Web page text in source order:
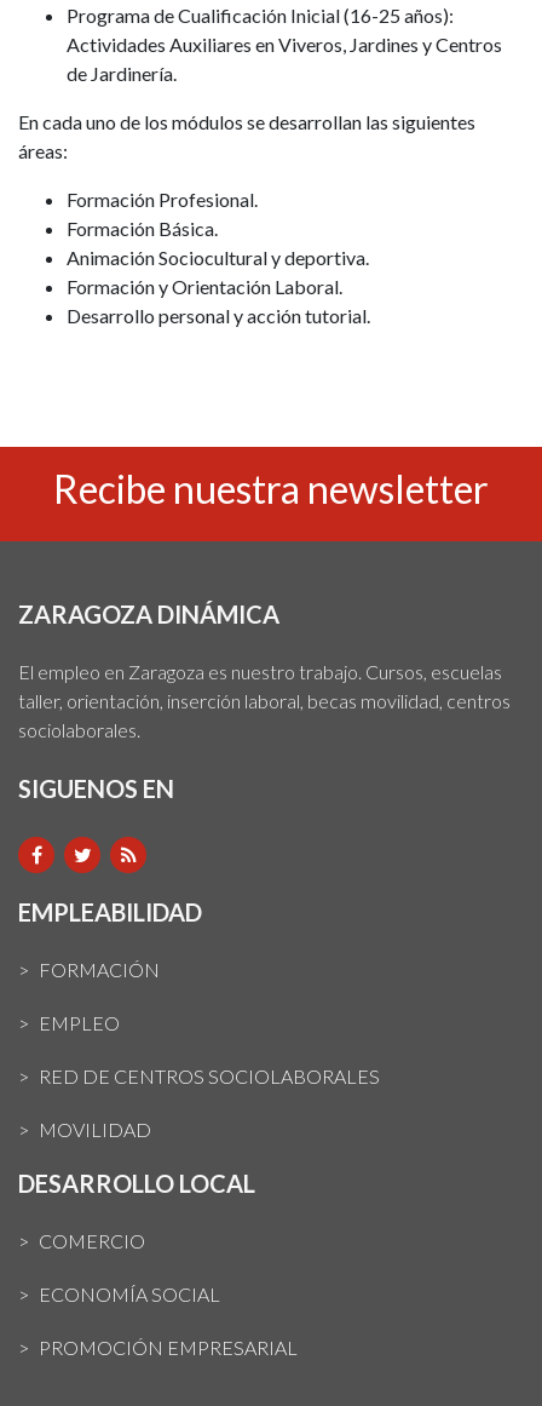
Programa de Cualificación Inicial (16-25 años):
Actividades Auxiliares en Viveros, Jardines y Centros
de Jardinería.
En cada uno de los módulos se desarrollan las siguientes
áreas:
Formación Profesional.
Formación Básica.
Animación Sociocultural y deportiva.
Formación y Orientación Laboral.
Desarrollo personal y acción tutorial.
Recibe nuestra newsletter
ZARAGOZA DINÁMICA
El empleo en Zaragoza es nuestro trabajo. Cursos, escuelas
taller, orientación, inserción laboral, becas movilidad, centros
sociolaborales.
SIGUENOS EN
EMPLEABILIDAD
FORMACIÓN
EMPLEO
RED DE CENTROS SOCIOLABORALES
MOVILIDAD
DESARROLLO LOCAL
COMERCIO
ECONOMÍA SOCIAL
PROMOCIÓN EMPRESARIAL